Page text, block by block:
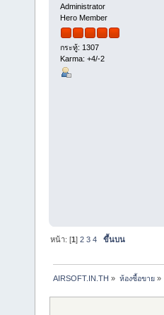
Administrator
Hero Member
กระทู้: 1307
Karma: +4/-2
หน้า: [1]2 3 4 ขึ้นบน
AIRSOFT.IN.TH » ห้องซื้อขาย»